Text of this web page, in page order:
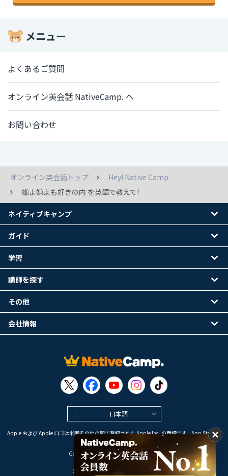
メニュー
よくあるご質問
オンライン英会話 NativeCamp. へ
お問い合わせ
オンライン英会話トップ
Hey! Native Camp
嫌よ嫌よも好きの内 を英語で教えて!
日本語
Apple および Apple ロゴは米国その他の国で登録された Apple Inc. の商標です。App Store は
Apple Inc. のサービスマークです。
Google Play は Google LLC の商標です。
Copyright © 2026 オンライン英会話
ネイティブキャンプ
ガイド
学習
講師を探す
その他
会社情報